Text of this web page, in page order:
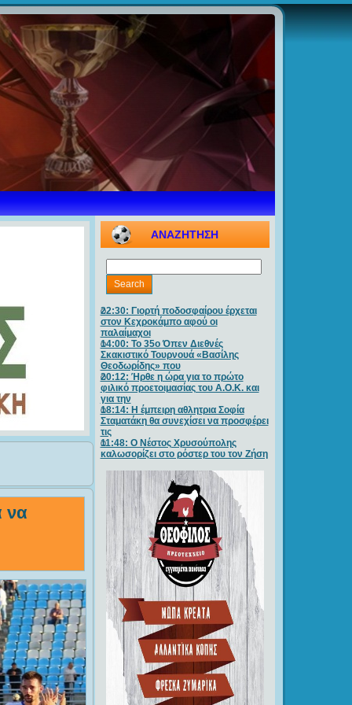
να
ΑΝΑΖΗΤΗΣΗ
22:30: Γιορτή ποδοσφαίρου έρχεται
στον Κεχροκάμπο αφού οι
παλαίμαχοι
14:00: Το 35ο Όπεν Διεθνές
Σκακιστικό Τουρνουά «Βασίλης
Θεοδωρίδης» που
20:12: Ήρθε η ώρα για το πρώτο
φιλικό προετοιμασίας του Α.Ο.Κ. και
για την
18:14: Η έμπειρη αθλητρια Σοφία
Σταματάκη θα συνεχίσει να προσφέρει
τις
11:48: Ο Νέστος Χρυσούπολης
καλωσορίζει στο ρόστερ του τον Ζήση